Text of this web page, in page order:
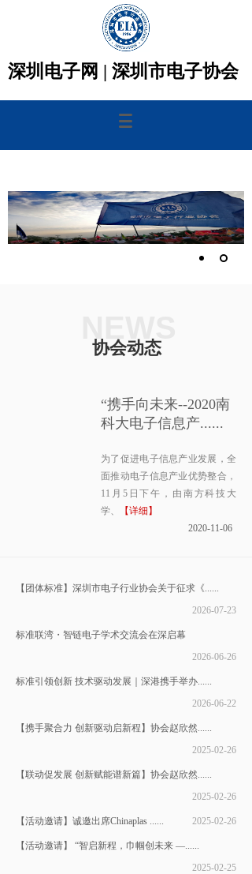
深圳电子网 | 深圳市电子协会
“携手向未来--2020南
科大电子信息产......
为了促进电子信息产业发展，全
面推动电子信息产业优势整合，
11月5日下午，由南方科技大
学、
【详细】
2020-11-06
【团体标准】深圳市电子行业协会关于征求《......
2026-07-23
标准联湾・智链电子学术交流会在深启幕
2026-06-26
标准引领创新 技术驱动发展｜深港携手举办......
2026-06-22
【携手聚合力 创新驱动启新程】协会赵欣然......
2025-02-26
【联动促发展 创新赋能谱新篇】协会赵欣然......
2025-02-26
【活动邀请】诚邀出席Chinaplas ...... 2025-02-26
【活动邀请】 “智启新程，巾帼创未来 —......
2025-02-25
协会动态